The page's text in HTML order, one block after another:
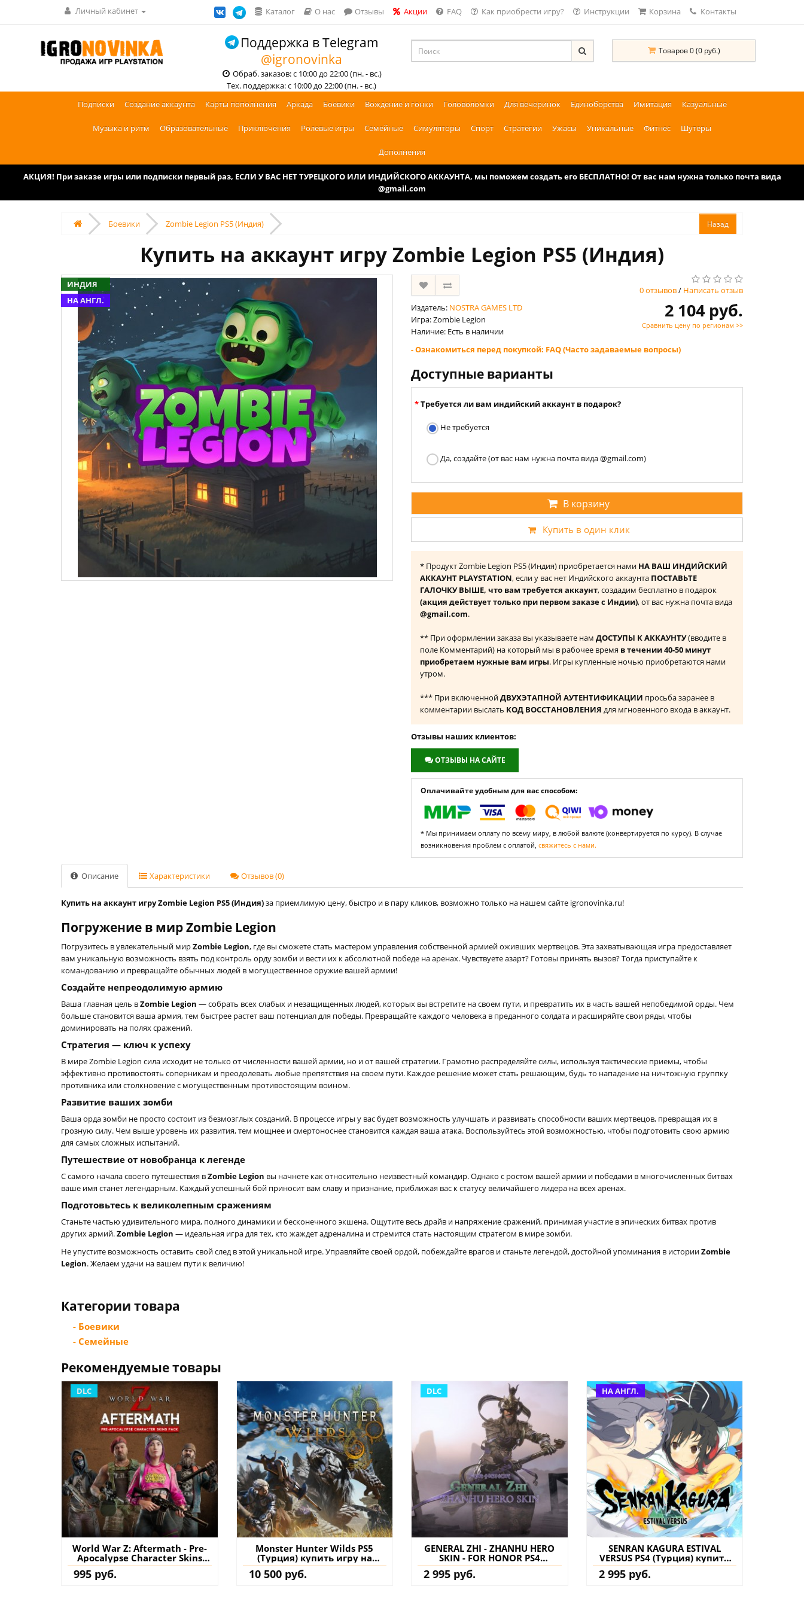
Личный кабинет Каталог О нас Отзывы Акции FAQ Как приобрести игру? Инструкции Корзина Контакты
Поддержка в Telegram
@igronovinka
Обраб. заказов: с 10:00 до 22:00 (пн. - вс.)
Тех. поддержка: с 10:00 до 22:00 (пн. - вс.)
Товаров 0 (0 руб.)
Подписки Создание аккаунта Карты пополнения Аркада Боевики Вождение и гонки Головоломки Для вечеринок Единоборства Имитация Казуальные
Музыка и ритм Образовательные Приключения Ролевые игры Семейные Симуляторы Спорт Стратегии Ужасы Уникальные Фитнес Шутеры
Дополнения
АКЦИЯ! При заказе игры или подписки первый раз, ЕСЛИ У ВАС НЕТ ТУРЕЦКОГО ИЛИ ИНДИЙСКОГО АККАУНТА, мы поможем создать его БЕСПЛАТНО! От вас нам нужна только почта вида
@gmail.com
Боевики Zombie Legion PS5 (Индия)
Купить на аккаунт игру Zombie Legion PS5 (Индия)
ИНДИЯ
НА АНГЛ.
0 отзывов/ Написать отзыв
Издатель: NOSTRA GAMES LTD
Игра: Zombie Legion
Наличие: Есть в наличии
2 104 руб.
Сравнить цену по регионам >>
- Ознакомиться перед покупкой: FAQ (Часто задаваемые вопросы)
Доступные варианты
Требуется ли вам индийский аккаунт в подарок?
Не требуется
Да, создайте (от вас нам нужна почта вида @gmail.com)
В корзину
Купить в один клик
* Продукт Zombie Legion PS5 (Индия) приобретается нами НА ВАШ ИНДИЙСКИЙ
АККАУНТ PLAYSTATION, если у вас нет Индийского аккаунта ПОСТАВЬТЕ
ГАЛОЧКУ ВЫШЕ, что вам требуется аккаунт, создадим бесплатно в подарок
(акция действует только при первом заказе с Индии), от вас нужна почта вида
@gmail.com.
** При оформлении заказа вы указываете нам ДОСТУПЫ К АККАУНТУ(вводите в
поле Комментарий) на который мы в рабочее время в течении 40-50 минут
приобретаем нужные вам игры. Игры купленные ночью приобретаются нами
утром.
*** При включеннойДВУХЭТАПНОЙ АУТЕНТИФИКАЦИИ просьба заранее в
комментарии выслать КОД ВОССТАНОВЛЕНИЯ для мгновенного входа в аккаунт.
Отзывы наших клиентов:
ОТЗЫВЫ НА САЙТЕ
Оплачивайте удобным для вас способом:
* Мы принимаем оплату по всему миру, в любой валюте (конвертируется по курсу). В случае
возникновения проблем с оплатой, свяжитесь с нами.
Описание Характеристики Отзывов (0)
Купить на аккаунт игру Zombie Legion PS5 (Индия)за приемлимую цену, быстро и в пару кликов, возможно только на нашем сайте igronovinka.ru!
Погружение в мир Zombie Legion
Погрузитесь в увлекательный мирZombie Legion, где вы сможете стать мастером управления собственной армией оживших мертвецов. Эта захватывающая игра предоставляет
вам уникальную возможность взять под контроль орду зомби и вести их к абсолютной победе на аренах. Чувствуете азарт? Готовы принять вызов? Тогда приступайте к
командованию и превращайте обычных людей в могущественное оружие вашей армии!
Создайте непреодолимую армию
Ваша главная цель вZombie Legion — собрать всех слабых и незащищенных людей, которых вы встретите на своем пути, и превратить их в часть вашей непобедимой орды. Чем
больше становится ваша армия, тем быстрее растет ваш потенциал для победы. Превращайте каждого человека в преданного солдата и расширяйте свои ряды, чтобы
доминировать на полях сражений.
Стратегия — ключ к успеху
В мире Zombie Legion сила исходит не только от численности вашей армии, но и от вашей стратегии. Грамотно распределяйте силы, используя тактические приемы, чтобы
эффективно противостоять соперникам и преодолевать любые препятствия на своем пути. Каждое решение может стать решающим, будь то нападение на ничтожную группку
противника или столкновение с могущественным противостоящим воином.
Развитие ваших зомби
Ваша орда зомби не просто состоит из безмозглых созданий. В процессе игры у вас будет возможность улучшать и развивать способности ваших мертвецов, превращая их в
грозную силу. Чем выше уровень их развития, тем мощнее и смертоноснее становится каждая ваша атака. Воспользуйтесь этой возможностью, чтобы подготовить свою армию
для самых сложных испытаний.
Путешествие от новобранца к легенде
С самого начала своего путешествия вZombie Legion вы начнете как относительно неизвестный командир. Однако с ростом вашей армии и победами в многочисленных битвах
ваше имя станет легендарным. Каждый успешный бой приносит вам славу и признание, приближая вас к статусу величайшего лидера на всех аренах.
Подготовьтесь к великолепным сражениям
Станьте частью удивительного мира, полного динамики и бесконечного экшена. Ощутите весь драйв и напряжение сражений, принимая участие в эпических битвах против
других армий.Zombie Legion — идеальная игра для тех, кто жаждет адреналина и стремится стать настоящим стратегом в мире зомби.
Не упустите возможность оставить свой след в этой уникальной игре. Управляйте своей ордой, побеждайте врагов и станьте легендой, достойной упоминания в историиZombie
Legion. Желаем удачи на вашем пути к величию!
Категории товара
- Боевики
- Семейные
Рекомендуемые товары
DLC
World War Z: Aftermath - Pre-
Apocalypse Character Skins
Pack PS4 (Турция) купить
дополнение на аккаунт
995 руб.
Monster Hunter Wilds PS5
(Турция) купить игру на
аккаунт
10 500 руб.
DLC
GENERAL ZHI - ZHANHU HERO
SKIN - FOR HONOR PS4
(Турция) купить дополнение
на аккаунт
2 995 руб.
НА АНГЛ.
SENRAN KAGURA ESTIVAL
VERSUS PS4 (Турция) купить
игру на аккаунт
2 995 руб.